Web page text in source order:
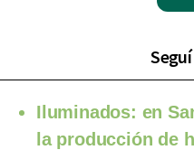
Iluminados: en
la producción de